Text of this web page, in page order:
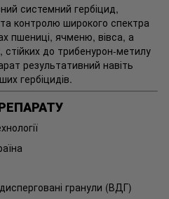
системний гербіцид,
контролю широкого спектра
пшениці, ячменю, вівса, а
стійких до трибенурон-метилу
результативний навіть
гербіцидів.
гранули (ВДГ)